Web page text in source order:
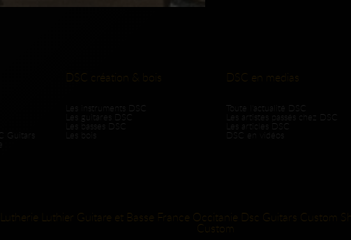
Guitars
DSC création & bois
Les instruments DSC
Les guitares DSC
Les basses DSC
Les bois
DSC en medias
Toute l'actualité DSC
Les artistes passés chez DSC
Les articles DSC
DSC en vidéos
Luthier Guitare et Basse France Occitanie Dsc Guitars Custom
Custom